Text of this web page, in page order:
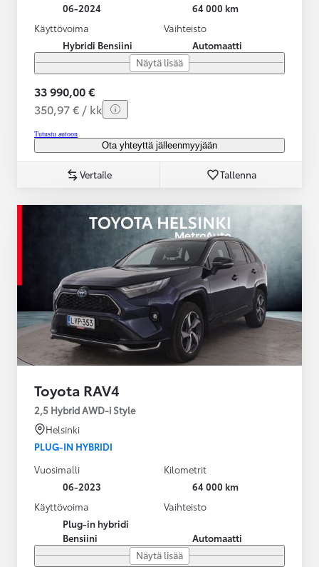
06-2024
64 000 km
Käyttövoima
Hybridi Bensiini
Vaihteisto
Automaatti
Näytä lisää
33 990,00 €
350,97 € / kk
Tutustu autoon
Ota yhteyttä jälleenmyyjään
Vertaile Tallenna
Toyota RAV4
2,5 Hybrid AWD-i Style
Helsinki
PLUG-IN HYBRIDI
Vuosimalli
06-2023
Kilometrit
64 000 km
Käyttövoima
Plug-in hybridi
Bensiini
Vaihteisto
Automaatti
Näytä lisää